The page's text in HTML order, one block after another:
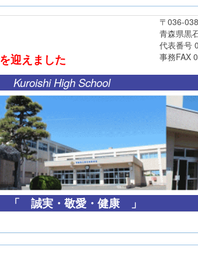
を迎えました
〒036-
青森県黒石市
代表番号
事務FAX
Kuroishi High School
「 誠実・敬愛・健康 」